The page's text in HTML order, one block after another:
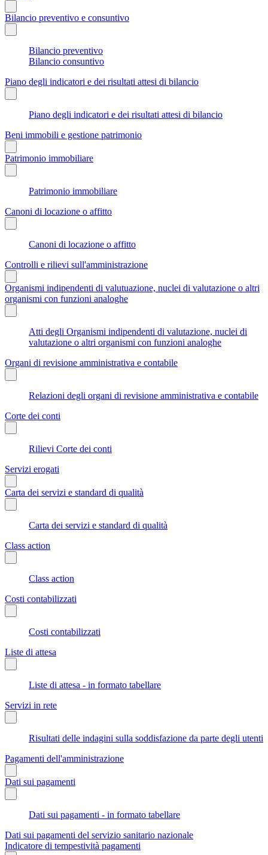
Bilancio preventivo e consuntivo
Bilancio preventivo
Bilancio consuntivo
Piano degli indicatori e dei risultati attesi di bilancio
Piano degli indicatori e dei risultati attesi di bilancio
Beni immobili e gestione patrimonio
Patrimonio immobiliare
Patrimonio immobiliare
Canoni di locazione o affitto
Canoni di locazione o affitto
Controlli e rilievi sull'amministrazione
Organismi indipendenti di valutuazione, nuclei di valutazione o altri
organismi con funzioni analoghe
Atti degli Organismi indipendenti di valutazione, nuclei di
valutazione o altri organismi con funzioni analoghe
Organi di revisione amministrativa e contabile
Relazioni degli organi di revisione amministrativa e contabile
Corte dei conti
Rilievi Corte dei conti
Servizi erogati
Carta dei servizi e standard di qualità
Carta dei servizi e standard di qualità
Class action
Class action
Costi contabilizzati
Costi contabilizzati
Liste di attesa
Liste di attesa - in formato tabellare
Servizi in rete
Risultati delle indagini sulla soddisfazione da parte degli utenti
Pagamenti dell'amministrazione
Dati sui pagamenti
Dati sui pagamenti - in formato tabellare
Dati sui pagamenti del servizio sanitario nazionale
Indicatore di tempestività pagamenti